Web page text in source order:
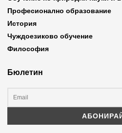
Професионално образование
История
Чуждоезиково обучение
Философия
Бюлетин